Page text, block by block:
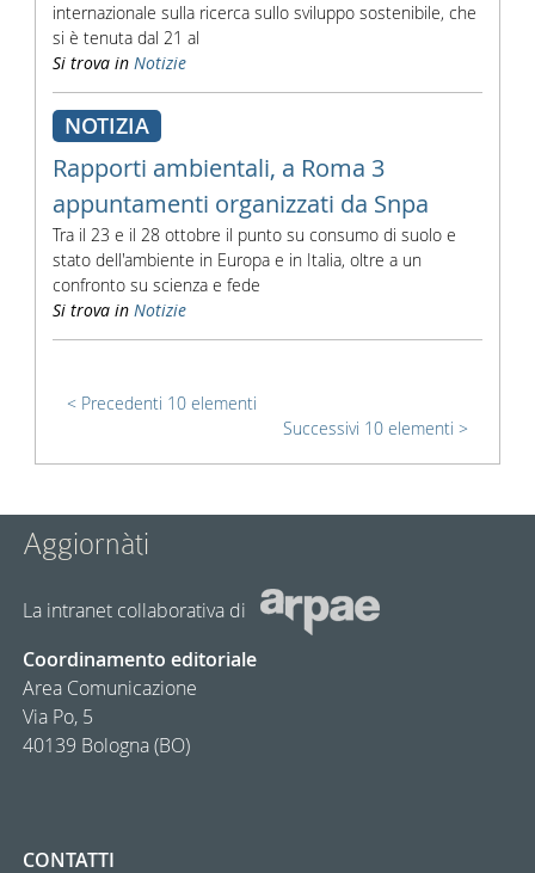
internazionale sulla ricerca sullo sviluppo sostenibile, che
si è tenuta dal 21 al
Si trova in Notizie
NOTIZIA
Rapporti ambientali, a Roma 3
appuntamenti organizzati da Snpa
Tra il 23 e il 28 ottobre il punto su consumo di suolo e
stato dell'ambiente in Europa e in Italia, oltre a un
confronto su scienza e fede
Si trova in Notizie
Precedenti 10 elementi
Successivi 10 elementi
Aggiornàti
La intranet collaborativa di
Coordinamento editoriale
Area Comunicazione
Via Po, 5
40139 Bologna (BO)
CONTATTI